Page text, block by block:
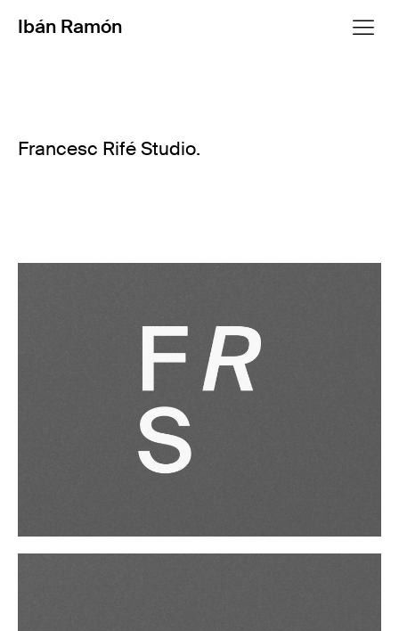
Ibán Ramón
Francesc Rifé Studio.